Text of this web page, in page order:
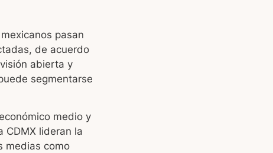
pasan
de acuerdo
abierta y
segmentarse
medio y
CDMX lideran la
medias como